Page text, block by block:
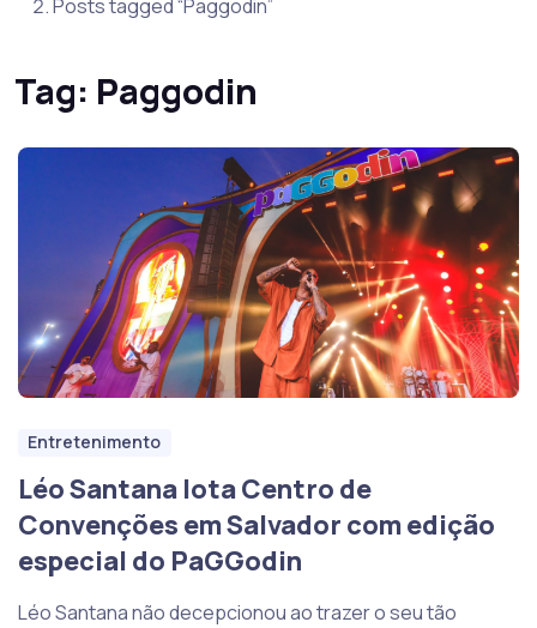
Posts tagged “Paggodin”
Tag: Paggodin
Entretenimento
Léo Santana lota Centro de
Convenções em Salvador com edição
especial do PaGGodin
Léo Santana não decepcionou ao trazer o seu tão